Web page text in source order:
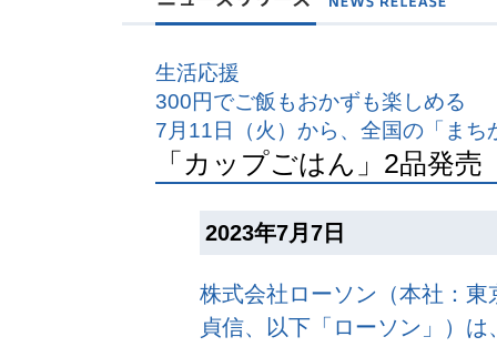
生活応援
300円でご飯もおかずも楽しめる
7月11日（火）から、全国の「まち
「カップごはん」2品発売
2023年7月7日
株式会社ローソン（本社：
貞信、以下「ローソン」）